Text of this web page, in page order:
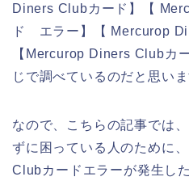
Diners Clubカード】【
ド エラー】【 Mercurop
【Mercurop Diners Clubカ
じで調べているのだと思いま
なので、こちらの記事では
ずに困っている人のために
Clubカードエラーが発生し